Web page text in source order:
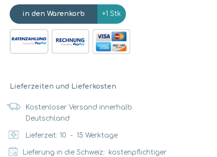
+1 Stk
Lieferzeiten und Lieferkosten
Kostenloser Versand innerhalb
Deutschland
Lieferzeit: 10 - 15 Werktage
Lieferung in die Schweiz: kostenpflichtiger